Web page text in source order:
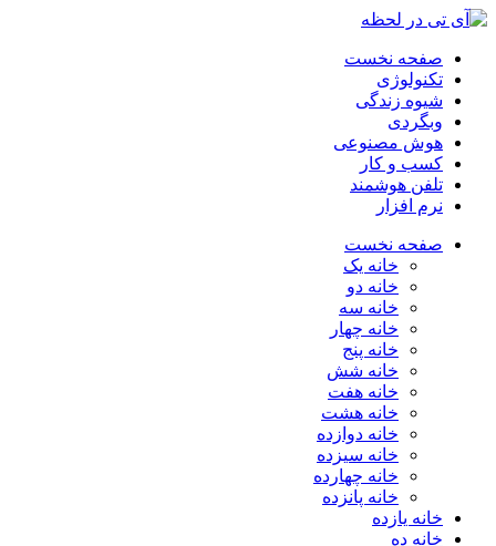
صفحه نخست
تکنولوژی
شیوه زندگی
وبگردی
هوش مصنوعی
کسب و کار
تلفن هوشمند
نرم افزار
صفحه نخست
خانه یک
خانه دو
خانه سه
خانه چهار
خانه پنج
خانه شش
خانه هفت
خانه هشت
خانه دوازده
خانه سیزده
خانه چهارده
خانه پانزده
خانه یازده
خانه ده